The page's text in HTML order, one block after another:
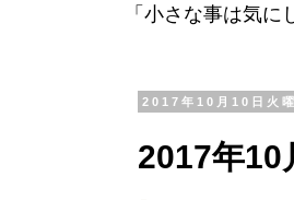
「小さな事は気に
2017年10月10日火曜
2017年10